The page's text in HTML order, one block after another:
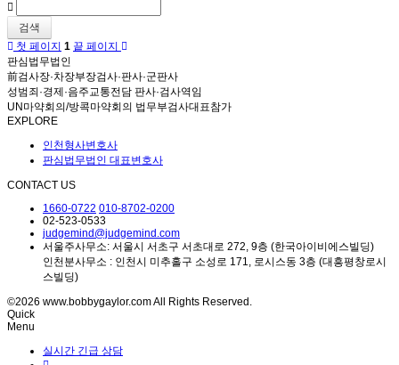
검색
첫 페이지 1 끝 페이지
판심법무법인
前검사장·차장부장검사·판사·군판사
성범죄·경제·음주교통전담 판사·검사역임
UN마약회의/방콕마약회의 법무부검사대표참가
EXPLORE
인천형사변호사
판심법무법인 대표변호사
CONTACT US
1660-0722 010-8702-0200
02-523-0533
judgemind@judgemind.com
서울주사무소: 서울시 서초구 서초대로 272, 9층 (한국아이비에스빌딩)
인천분사무소 : 인천시 미추홀구 소성로 171, 로시스동 3층 (대흥평창로시
스빌딩)
©2026 www.bobbygaylor.com All Rights Reserved.
Quick
Menu
실시간 긴급 상담